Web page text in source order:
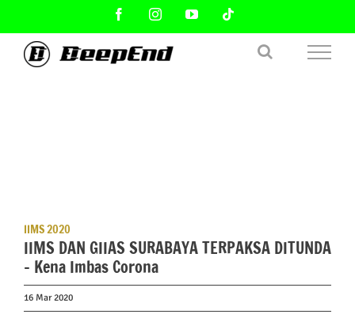
content
FacebookInstagramYouTube
IIMS 2020
IIMS DAN GIIAS SURABAYA TERPAKSA DITUNDA
– Kena Imbas Corona
16 Mar 2020